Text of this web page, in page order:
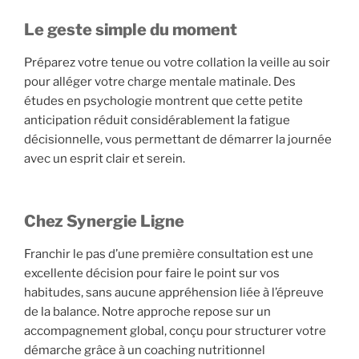
Le geste simple du moment
Préparez votre tenue ou votre collation la veille au soir
pour alléger votre charge mentale matinale. Des
études en psychologie montrent que cette petite
anticipation réduit considérablement la fatigue
décisionnelle, vous permettant de démarrer la journée
avec un esprit clair et serein.
Chez Synergie Ligne
Franchir le pas d’une première consultation est une
excellente décision pour faire le point sur vos
habitudes, sans aucune appréhension liée à l’épreuve
de la balance. Notre approche repose sur un
accompagnement global, conçu pour structurer votre
démarche grâce à un coaching nutritionnel